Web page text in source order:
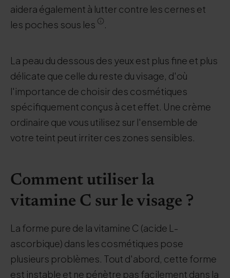
aidera également à lutter contre les cernes et
les poches sous les
.
La peau du dessous des yeux est plus fine et plus
délicate que celle du reste du visage, d'où
l'importance de choisir des cosmétiques
spécifiquement conçus à cet effet. Une crème
ordinaire que vous utilisez sur l'ensemble de
votre teint peut irriter ces zones sensibles.
Comment utiliser la
vitamine C sur le visage ?
La forme pure de la vitamine C (acide L-
ascorbique) dans les cosmétiques pose
plusieurs problèmes. Tout d'abord, cette forme
est instable et ne pénètre pas facilement dans la